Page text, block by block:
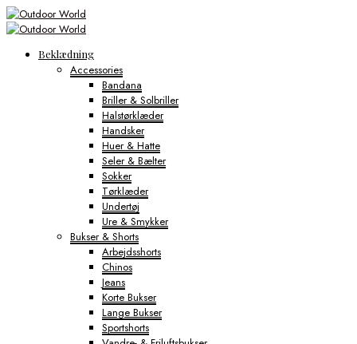
Beklædning
Accessories
Bandana
Briller & Solbriller
Halstørklæder
Handsker
Huer & Hatte
Seler & Bælter
Sokker
Tørklæder
Undertøj
Ure & Smykker
Bukser & Shorts
Arbejdsshorts
Chinos
Jeans
Korte Bukser
Lange Bukser
Sportshorts